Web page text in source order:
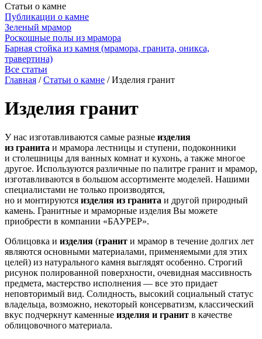
Статьи о камне
Публикации о камне
Зеленый мрамор
Роскошные полы из мрамора
Барная стойка из камня (мрамора, гранита, оникса,
травертина)
Все статьи
Главная / Статьи о камне / Изделия гранит
Изделия гранит
У нас изготавливаются самые разные изделия
из гранита и мрамора лестницы и ступени, подоконники
и столешницы для ванных комнат и кухонь, а также многое
другое. Используются различные по палитре гранит и мрамор,
изготавливаются в большом ассортименте моделей. Нашими
специалистами не только производятся,
но и монтируются изделия из гранита и другой природный
камень. Гранитные и мраморные изделия Вы можете
приобрести в компании «БАУРЕР».
Облицовка и изделия (гранит и мрамор в течение долгих лет
являются основными материалами, применяемыми для этих
целей) из натурального камня выглядят особенно. Строгий
рисунок полированной поверхности, очевидная массивность
предмета, мастерство исполнения — все это придает
неповторимый вид. Солидность, высокий социальный статус
владельца, возможно, некоторый консерватизм, классический
вкус подчеркнут каменные изделия и гранит в качестве
облицовочного материала.